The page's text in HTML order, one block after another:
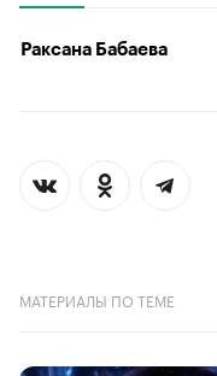
Раксана Бабаева
МАТЕРИАЛЫ ПО ТЕМЕ